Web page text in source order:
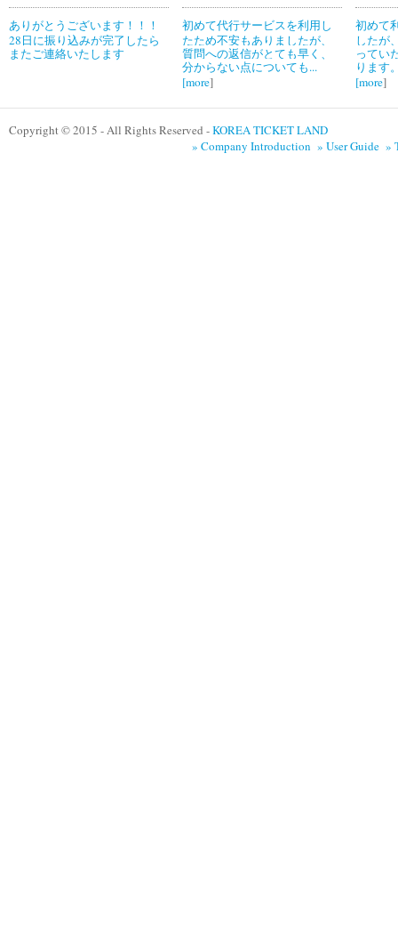
ありがとうございます！！！
28日に振り込みが完了したら
またご連絡いたします
初めて代行サービスを利用し
たため不安もありましたが、
質問への返信がとても早く、
分からない点についても...
[more]
初めて
したが
ってい
ります
[more]
Copyright © 2015 - All Rights Reserved -KOREA TICKET LAND
» Company Introduction » User Guide »